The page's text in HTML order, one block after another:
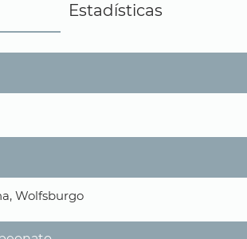
Estadísticas
Wolfsburgo